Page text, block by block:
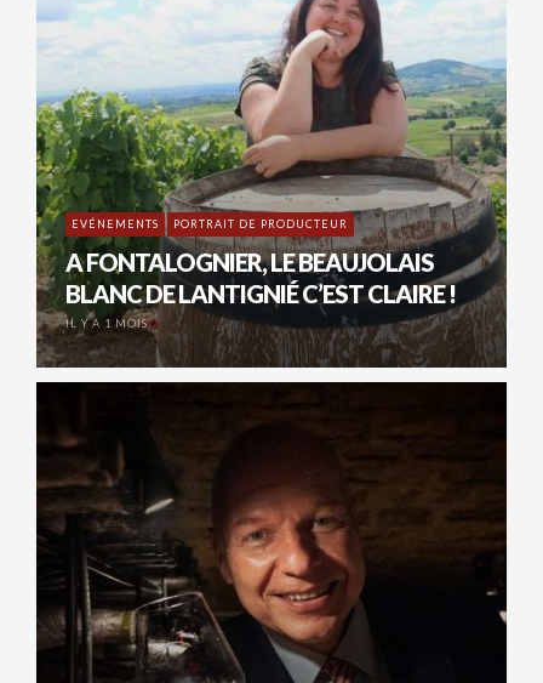
EVÉNEMENTS PORTRAIT DE PRODUCTEUR
A FONTALOGNIER, LE BEAUJOLAIS
BLANC DE LANTIGNIÉ C’EST CLAIRE !
IL Y A 1 MOIS